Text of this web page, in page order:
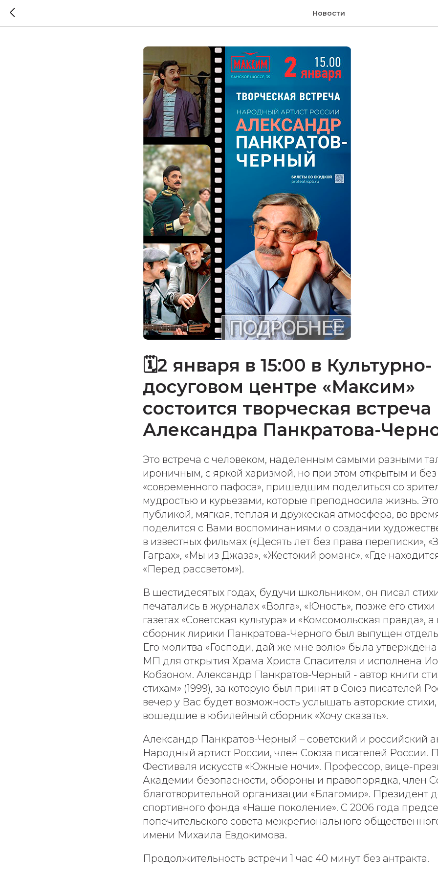
Новости
🗓2 января в 15:00 в Культурно-
досуговом центре «Максим»
состоится творческая встреча
Александра Панкратова-
Это встреча с человеком, наделенным самыми разными
ироничным, с яркой харизмой, но при этом открытым и
«современного пафоса», пришедшим поделиться со
мудростью и курьезами, которые преподносила жизнь.
публикой, мягкая, теплая и дружеская атмосфера, во
поделится с Вами воспоминаниями о создании
в известных фильмах («Десять лет без права переписки»,
Гаграх», «Мы из Джаза», «Жестокий романс», «Где
«Перед рассветом»).
В шестидесятых годах, будучи школьником, он писал
печатались в журналах «Волга», «Юность», позже его
газетах «Советская культура» и «Комсомольская правда», а
сборник лирики Панкратова-Черного был выпущен
Его молитва «Господи, дай же мне волю» была
МП для открытия Храма Христа Спасителя и исполнена
Кобзоном. Александр Панкратов-Черный - автор книги
стихам» (1999), за которую был принят в Союз писателей
вечер у Вас будет возможность услышать авторские
вошедшие в юбилейный сборник «Хочу сказать».
Александр Панкратов-Черный – советский и российский
Народный артист России, член Союза писателей России.
Фестиваля искусств «Южные ночи». Профессор, вице-
Академии безопасности, обороны и правопорядка, член
благотворительной организации «Благомир». Президент
спортивного фонда «Наше поколение». С 2006 года
попечительского совета межрегионального
имени Михаила Евдокимова.
Продолжительность встречи 1 час 40 минут без антракта.